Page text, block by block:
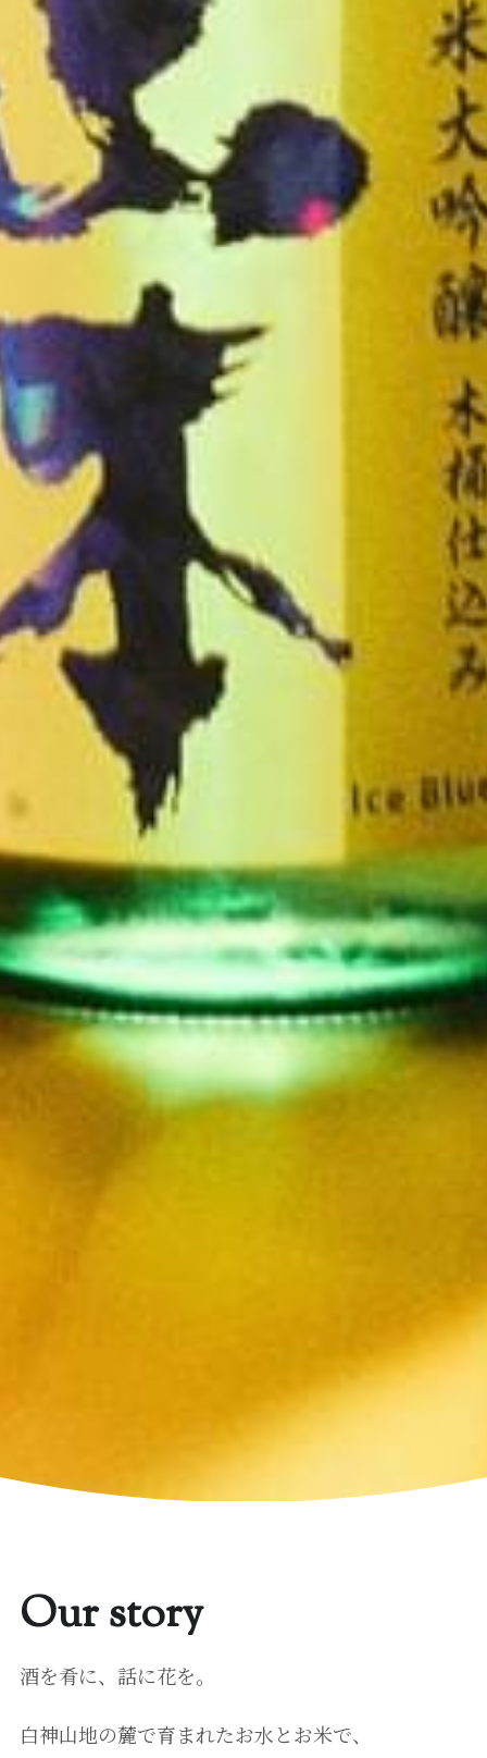
Our story
酒を肴に、話に花を。
白神山地の麓で育まれたお水とお米で、